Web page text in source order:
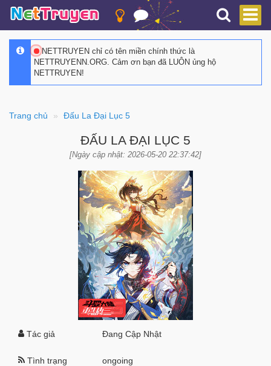
NETTRUYEN chỉ có tên miền chính thức là
NETTRUYENN.ORG. Cảm ơn bạn đã LUÔN ủng hộ
NETTRUYEN!
Trang chủ Đấu La Đại Lục 5
ĐẤU LA ĐẠI LỤC 5
[Ngày cập nhật: 2026-05-20 22:37:42]
Tác giả Đang Cập Nhật
Tình trạng ongoing